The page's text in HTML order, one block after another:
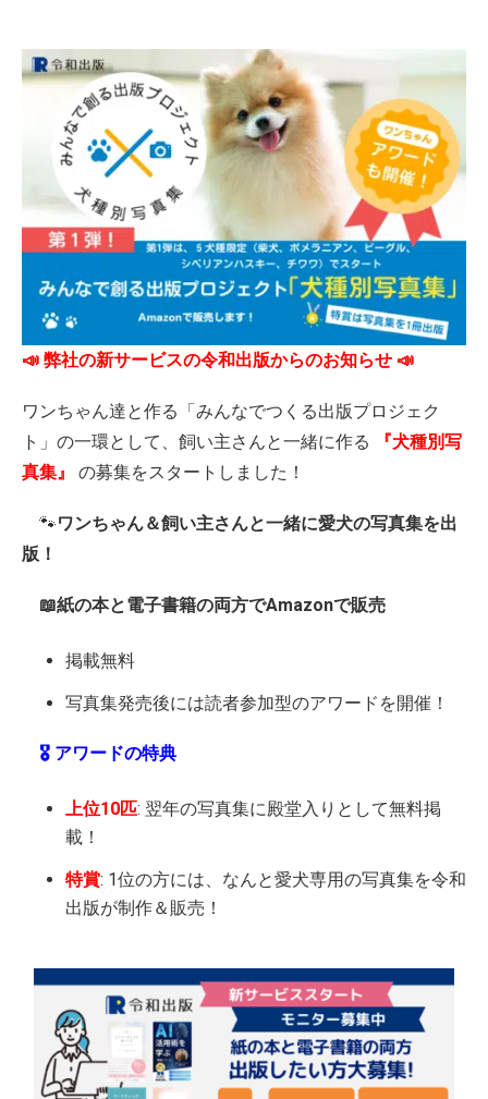
📣 弊社の新サービスの令和出版からのお知らせ 📣
ワンちゃん達と作る「みんなでつくる出版プロジェク
ト」の一環として、飼い主さんと一緒に作る
『犬種別写
真集』
の募集をスタートしました！
🐾ワンちゃん＆飼い主さんと一緒に愛犬の写真集を出
版！
📖紙の本と電子書籍の両方でAmazonで販売
掲載無料
写真集発売後には読者参加型のアワードを開催！
🎖️ アワードの特典
上位10匹: 翌年の写真集に殿堂入りとして無料掲
載！
特賞: 1位の方には、なんと愛犬専用の写真集を令和
出版が制作＆販売！